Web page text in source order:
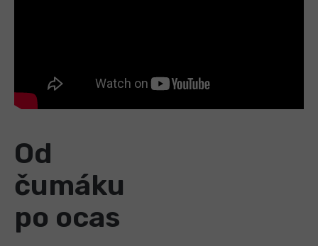
Od
čumáku
po ocas